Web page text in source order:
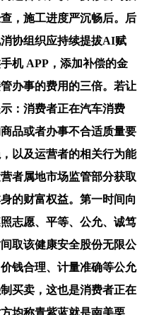
，施工进度严沉畅后。后
协组织应持续提拔AI赋
机 APP，添加补偿的金
办事的费用的三倍。若让
：消费者正在汽车消费
品或者办事不合适质量要
以及运营者的相关行为能
者属地市场监管部分获取
的财富权益。第一时间向
志愿、平等、公允、诚笃
取该健康安全股份无限公
钱合理、计量准确等公允
买卖，这也是消费者正在
均称青紫蓝就是南美栗